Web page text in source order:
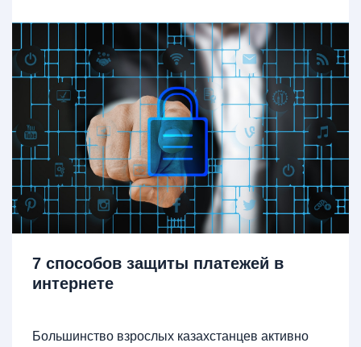
7 способов защиты платежей в
интернете
Большинство взрослых казахстанцев активно